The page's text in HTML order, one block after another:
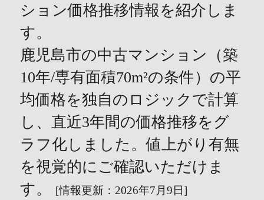
ション価格推移情報を紹介しま
す。
鹿児島市の中古マンション（築
10年/専有面積70m²の条件）の平
均価格を独自のロジックで計算
し、直近3年間の価格推移をグ
ラフ化しました。値上がり有無
を視覚的にご確認いただけま
す。
[情報更新：2026年7月9日]